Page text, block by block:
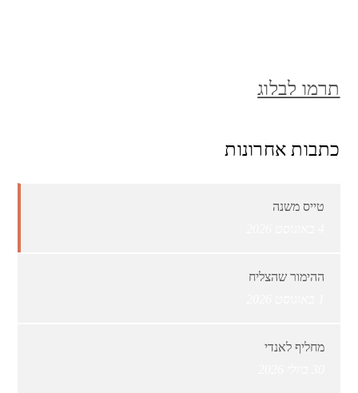
תרמו לבלוג
כתבות אחרונות
טייס משנה
ההימור שהצליח
מחליף לאנדי